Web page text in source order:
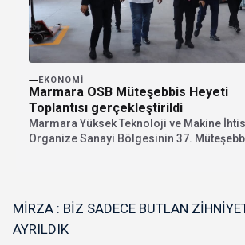
EKONOMI
Marmara OSB Müteşebbis Heyeti
Toplantısı gerçekleştirildi
Marmara Yüksek Teknoloji ve Makine
Organize Sanayi Bölgesinin 37.
MİRZA : BİZ SADECE BUTLAN
AYRILDIK